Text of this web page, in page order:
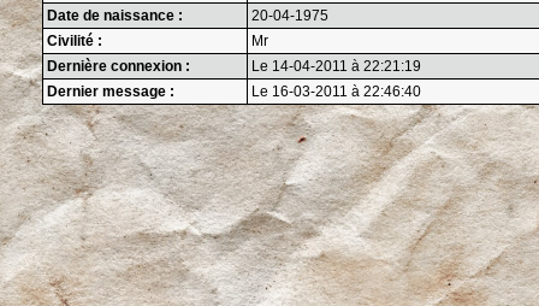
Date de naissance :
20-04-1975
Civilité :
Mr
Dernière connexion :
Le 14-04-2011 à 22:21:19
Dernier message :
Le 16-03-2011 à 22:46:40